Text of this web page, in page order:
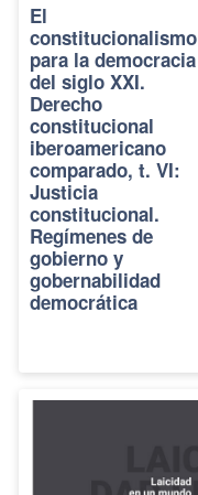
El
constitucionalismo
para la democracia
del siglo XXI.
Derecho
constitucional
iberoamericano
comparado, t. VI:
Justicia
constitucional.
Regímenes de
gobierno y
gobernabilidad
democrática